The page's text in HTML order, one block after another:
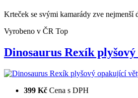
Krteček se svými kamarády zve
Vyrobeno v ČR Top
Dinosaurus Rexík
399 Kč Cena s DPH